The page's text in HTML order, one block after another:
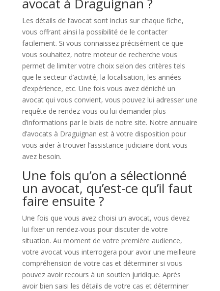
Les détails de l’avocat sont inclus sur chaque fiche,
vous offrant ainsi la possibilité de le contacter
facilement. Si vous connaissez précisément ce que
vous souhaitez, notre moteur de recherche vous
permet de limiter votre choix selon des critères tels
que le secteur d’activité, la localisation, les années
d’expérience, etc. Une fois vous avez déniché un
avocat qui vous convient, vous pouvez lui adresser une
requête de rendez-vous ou lui demander plus
d’informations par le biais de notre site. Notre annuaire
d’avocats à Draguignan est à votre disposition pour
vous aider à trouver l’assistance judiciaire dont vous
avez besoin.
Une fois qu’on a sélectionné
un avocat, qu’est-ce qu’il faut
faire ensuite ?
Une fois que vous avez choisi un avocat, vous devez
lui fixer un rendez-vous pour discuter de votre
situation. Au moment de votre première audience,
votre avocat vous interrogera pour avoir une meilleure
compréhension de votre cas et déterminer si vous
pouvez avoir recours à un soutien juridique. Après
avoir bien saisi les détails de votre cas et déterminer